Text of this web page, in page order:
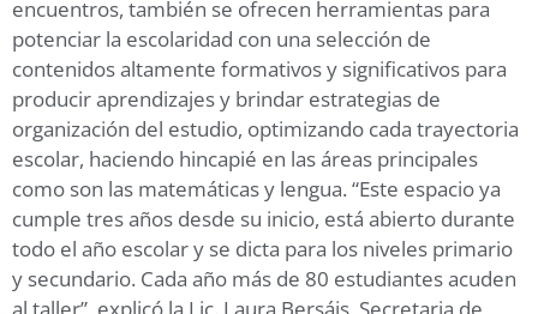
encuentros, también se ofrecen herramientas para
potenciar la escolaridad con una selección de
contenidos altamente formativos y significativos para
producir aprendizajes y brindar estrategias de
organización del estudio, optimizando cada trayectoria
escolar, haciendo hincapié en las áreas principales
como son las matemáticas y lengua. “Este espacio ya
cumple tres años desde su inicio, está abierto durante
todo el año escolar y se dicta para los niveles primario
y secundario. Cada año más de 80 estudiantes acuden
al taller”, explicó la Lic. Laura Bersáis, Secretaria de